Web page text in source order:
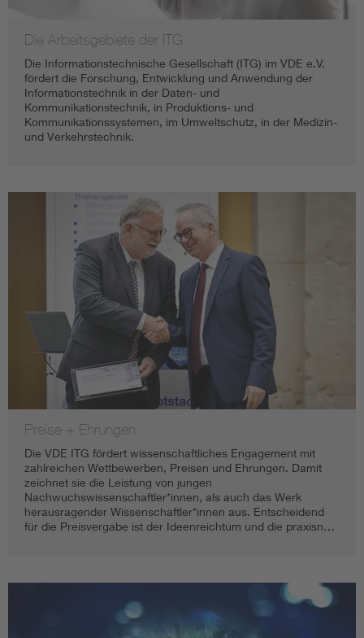
Die Arbeitsgebiete der ITG
Die Informationstechnische Gesellschaft (ITG) im VDE e.V.
fördert die Forschung, Entwicklung und Anwendung der
Informationstechnik in der Daten- und
Kommunikationstechnik, in Produktions- und
Kommunikationssystemen, im Umweltschutz, in der Medizin-
und Verkehrstechnik.
Preise + Ehrungen
Die VDE ITG fördert wissenschaftliches Engagement mit
zahlreichen Wettbewerben, Preisen und Ehrungen. Damit
zeichnet sie die Leistung von jungen
Nachwuchswissenschaftler*innen, als auch das Werk
herausragender Wissenschaftler*innen aus. Entscheidend
für die Preisvergabe ist der Ideenreichtum und die praxisn…